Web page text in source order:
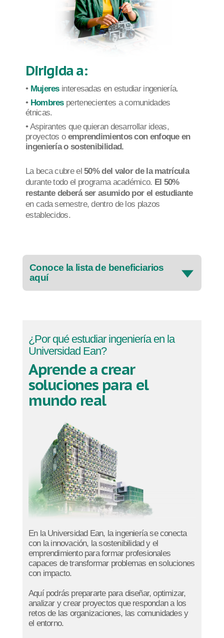
Dirigida a:
• Mujeresinteresadas en estudiar ingeniería.
• Hombrespertenecientes a comunidades
étnicas.
• Aspirantes que quieran desarrollar ideas,
proyectos o emprendimientos con enfoque en
ingeniería o sostenibilidad.
La beca cubre el50% del valor de la matrícula
durante todo el programa académico. El 50%
restante deberá ser asumido por el estudiante
en cada semestre, dentro de los plazos
establecidos.
Conoce la lista de beneficiarios
aquí
¿Por qué estudiar ingeniería en la
Universidad Ean?
Aprende a crear
soluciones para el
mundo real
En la Universidad Ean, la ingeniería se conecta
con la innovación, la sostenibilidad y el
emprendimiento para formar profesionales
capaces de transformar problemas en soluciones
con impacto.
Aquí podrás prepararte para diseñar, optimizar,
analizar y crear proyectos que respondan a los
retos de las organizaciones, las comunidades y
el entorno.